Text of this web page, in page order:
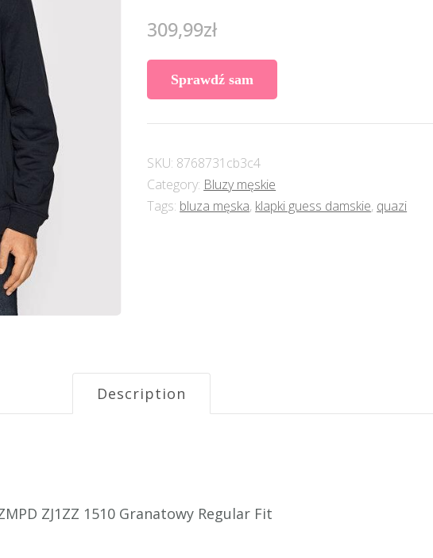
309,99zł
Sprawdź sam
SKU: 8768731cb3c4
Category: Bluzy męskie
Tags: bluza męska, klapki guess damskie, quazi
Description
ZJ1ZZ 1510 Granatowy Regular Fit